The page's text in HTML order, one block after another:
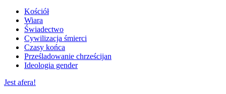
Kościół
Wiara
Świadectwo
Cywilizacja śmierci
Czasy końca
Prześladowanie chrześcijan
Ideologia gender
Jest afera!